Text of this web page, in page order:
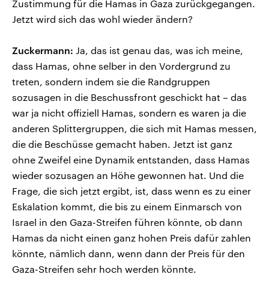
Zustimmung für die Hamas in Gaza zurückgegangen.
Jetzt wird sich das wohl wieder ändern?
Zuckermann: Ja, das ist genau das, was ich meine,
dass Hamas, ohne selber in den Vordergrund zu
treten, sondern indem sie die Randgruppen
sozusagen in die Beschussfront geschickt hat – das
war ja nicht offiziell Hamas, sondern es waren ja die
anderen Splittergruppen, die sich mit Hamas messen,
die die Beschüsse gemacht haben. Jetzt ist ganz
ohne Zweifel eine Dynamik entstanden, dass Hamas
wieder sozusagen an Höhe gewonnen hat. Und die
Frage, die sich jetzt ergibt, ist, dass wenn es zu einer
Eskalation kommt, die bis zu einem Einmarsch von
Israel in den Gaza-Streifen führen könnte, ob dann
Hamas da nicht einen ganz hohen Preis dafür zahlen
könnte, nämlich dann, wenn dann der Preis für den
Gaza-Streifen sehr hoch werden könnte.